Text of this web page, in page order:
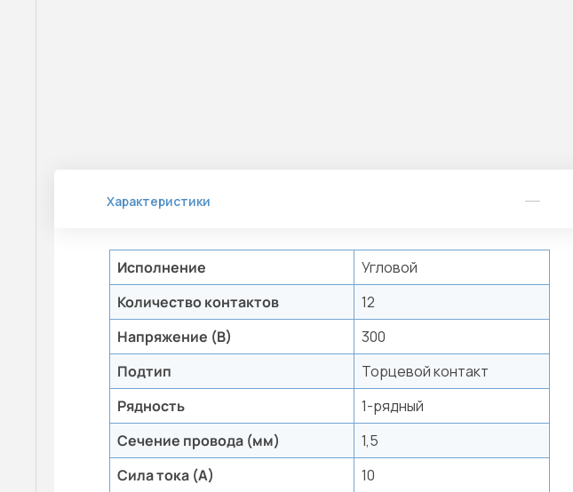
Характеристики
Исполнение
Угловой
Количество контактов
12
Напряжение (В)
300
Подтип
Торцевой контакт
Рядность
1-рядный
Сечение провода (мм)
1,5
Сила тока (А)
10